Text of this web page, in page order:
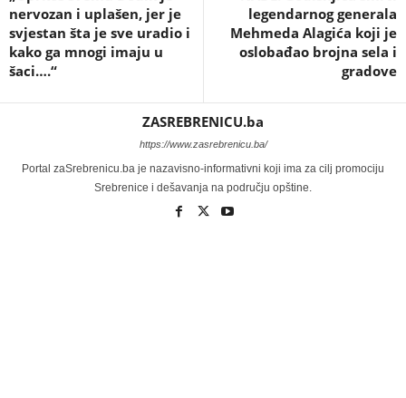
nervozan i uplašen, jer je
svjestan šta je sve uradio i
kako ga mnogi imaju u
šaci….“
legendarnog generala
Mehmeda Alagića koji je
oslobađao brojna sela i
gradove
ZASREBRENICU.ba
https://www.zasrebrenicu.ba/
Portal zaSrebrenicu.ba je nazavisno-informativni koji ima za cilj promociju
Srebrenice i dešavanja na području opštine.